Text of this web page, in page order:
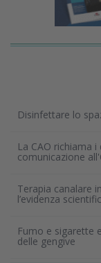
Disinfettare lo
La CAO richiama
comunicazione
Terapia canalare
l’evidenza
Fumo e sigarette
delle gengive